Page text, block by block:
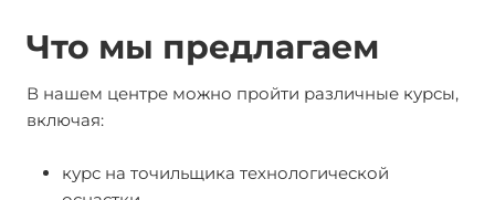
Что мы предлагаем
В нашем центре можно пройти различные курсы,
включая:
курс на точильщика технологической